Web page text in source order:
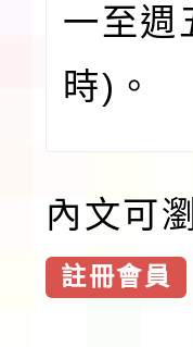
一至週
時)。
內文可
註冊會員